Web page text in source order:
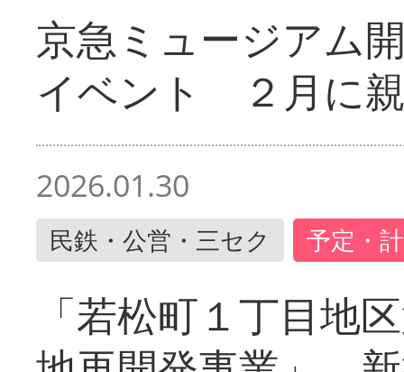
京急ミュージアム
イベント ２月に
2026.01.30
民鉄・公営・三セク 予定・
「若松町１丁目地